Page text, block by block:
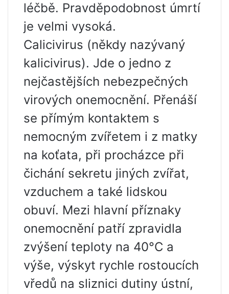
léčbě. Pravděpodobnost úmrtí
je velmi vysoká.
Calicivirus (někdy nazývaný
kalicivirus). Jde o jedno z
nejčastějších nebezpečných
virových onemocnění. Přenáší
se přímým kontaktem s
nemocným zvířetem i z matky
na koťata, při procházce při
čichání sekretu jiných zvířat,
vzduchem a také lidskou
obuví. Mezi hlavní příznaky
onemocnění patří zpravidla
zvýšení teploty na 40°C a
výše, výskyt rychle rostoucích
vředů na sliznici dutiny ústní,